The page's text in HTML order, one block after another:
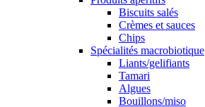
Biscuits salés
Crèmes et sauces
Chips
Spécialités macrobiotique
Liants/gelifiants
Tamari
Algues
Bouillons/miso